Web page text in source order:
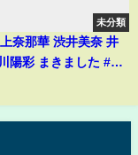
未分類
奈那華 渋井美奈 井
陽彩 まきました #お